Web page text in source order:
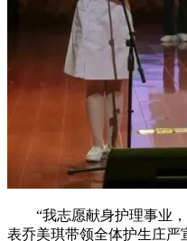
“我志愿献身护理事业
表乔美琪带领全体护生庄严